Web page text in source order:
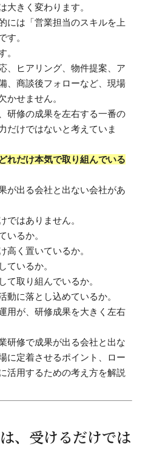
大きく変わります。
には「営業担当のスキルを上
す。
。
、ヒアリング、物件提案、ア
、商談後フォローなど、現場
かせません。
研修の成果を左右する一番の
だけではないと考えていま
れだけ本気で取り組んでいる
が出る会社と出ない会社があ
ではありません。
いるか。
高く置いているか。
ているか。
て取り組んでいるか。
動に落とし込めているか。
用が、研修成果を大きく左右
研修で成果が出る会社と出な
に定着させるポイント、ロー
活用するための考え方を解説
、受けるだけでは